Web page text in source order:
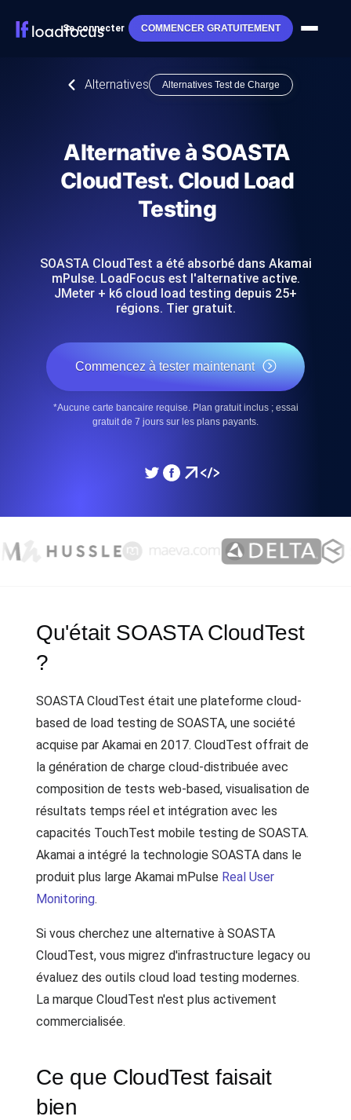
Se connecter COMMENCER GRATUITEMENT
Alternatives Alternatives Test de Charge
Alternative à SOASTA
CloudTest. Cloud Load
Testing
SOASTA CloudTest a été absorbé dans Akamai
mPulse. LoadFocus est l'alternative active.
JMeter + k6 cloud load testing depuis 25+
régions. Tier gratuit.
Commencez à tester maintenant
*Aucune carte bancaire requise. Plan gratuit inclus ; essai
gratuit de 7 jours sur les plans payants.
Qu'était SOASTA CloudTest
?
SOASTA CloudTest était une plateforme cloud-
based de load testing de SOASTA, une société
acquise par Akamai en 2017. CloudTest offrait de
la génération de charge cloud-distribuée avec
composition de tests web-based, visualisation de
résultats temps réel et intégration avec les
capacités TouchTest mobile testing de SOASTA.
Akamai a intégré la technologie SOASTA dans le
produit plus large Akamai mPulse Real User
Monitoring.
Si vous cherchez une alternative à SOASTA
CloudTest, vous migrez d'infrastructure legacy ou
évaluez des outils cloud load testing modernes.
La marque CloudTest n'est plus activement
commercialisée.
Ce que CloudTest faisait
bien